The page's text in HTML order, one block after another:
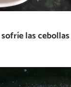
sofríe las cebollas